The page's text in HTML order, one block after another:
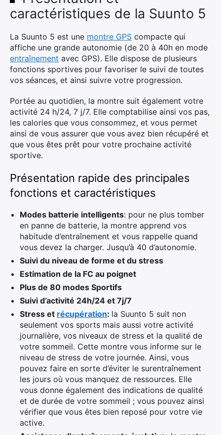
caractéristiques de la Suunto 5
La Suunto 5 est une montre GPS compacte qui
affiche une grande autonomie (de 20 à 40h en mode
entraînement avec GPS). Elle dispose de plusieurs
fonctions sportives pour favoriser le suivi de toutes
vos séances, et ainsi suivre votre progression.
Portée au quotidien, la montre suit également votre
activité 24 h/24, 7 j/7. Elle comptabilise ainsi vos pas,
les calories que vous consommez, et vous permet
ainsi de vous assurer que vous avez bien récupéré et
que vous êtes prêt pour votre prochaine activité
sportive.
Présentation rapide des principales
fonctions et caractéristiques
Modes batterie intelligents: pour ne plus tomber
en panne de batterie, la montre apprend vos
habitude d’entraînement et vous rappelle quand
vous devez la charger. Jusqu’à 40 d’autonomie.
Suivi du niveau de forme et du stress
Estimation de la FC au poignet
Plus de 80 modes Sportifs
Suivi d’activité 24h/24 et 7j/7
Stress et récupération: la Suunto 5 suit non
seulement vos sports mais aussi votre activité
journalière, vos niveaux de stress et la qualité de
votre sommeil. Cette montre vous informe sur le
niveau de stress de votre journée. Ainsi, vous
pouvez faire en sorte d’éviter le surentraînement
les jours où vous manquez de ressources. Elle
vous donne également des indications de qualité
et de durée de votre sommeil ; vous pouvez ainsi
vérifier que vous êtes bien reposé pour votre vie
active.